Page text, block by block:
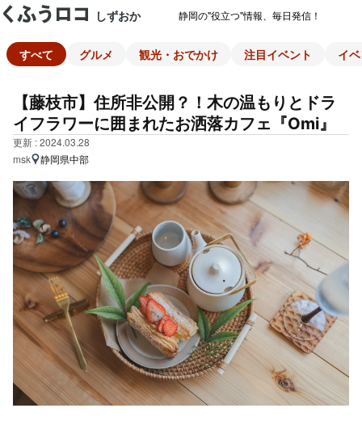
しずおか 静岡の"役立つ"情報、毎日発信！
すべて グルメ 観光・おでかけ 注目イベント イ
【藤枝市】住所非公開？！木の温もりとドラ
イフラワーに囲まれたお洒落カフェ『Omi』
更新 : 2024.03.28
msk
静岡県中部